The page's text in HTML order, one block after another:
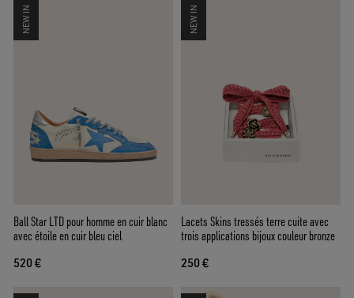
NEW IN
Ball Star LTD pour homme en cuir blanc
avec étoile en cuir bleu ciel
520 €
NEW IN
Lacets Skins tressés terre cuite avec
trois applications bijoux couleur bronze
250 €